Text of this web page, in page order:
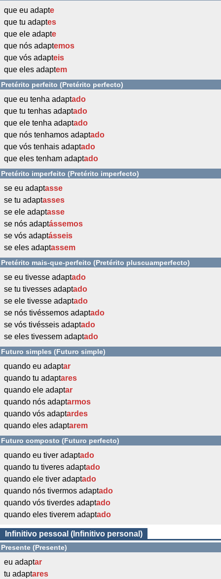
que eu adapte
que tu adaptes
que ele adapte
que nós adaptemos
que vós adapteis
que eles adaptem
Pretérito perfeito (Pretérito perfecto)
que eu tenha adaptado
que tu tenhas adaptado
que ele tenha adaptado
que nós tenhamos adaptado
que vós tenhais adaptado
que eles tenham adaptado
Pretérito imperfeito (Pretérito imperfecto)
se eu adaptasse
se tu adaptasses
se ele adaptasse
se nós adaptássemos
se vós adaptásseis
se eles adaptassem
Pretérito mais-que-perfeito (Pretérito pluscuamperfecto)
se eu tivesse adaptado
se tu tivesses adaptado
se ele tivesse adaptado
se nós tivéssemos adaptado
se vós tivésseis adaptado
se eles tivessem adaptado
Futuro simples (Futuro simple)
quando eu adaptar
quando tu adaptares
quando ele adaptar
quando nós adaptarmos
quando vós adaptardes
quando eles adaptarem
Futuro composto (Futuro perfecto)
quando eu tiver adaptado
quando tu tiveres adaptado
quando ele tiver adaptado
quando nós tivermos adaptado
quando vós tiverdes adaptado
quando eles tiverem adaptado
Infinitivo pessoal (Infinitivo personal)
Presente (Presente)
eu adaptar
tu adaptares